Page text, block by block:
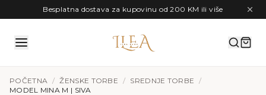
Preskoči na sadržajBesplatna dostava za kupovinu od 200 KM ili više
POČETNA / ŽENSKE TORBE / SREDNJE TORBE
/
MODEL MINA M | SIVA